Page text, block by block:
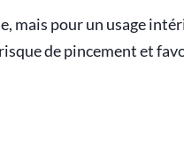
mais pour un usage
de pincement et